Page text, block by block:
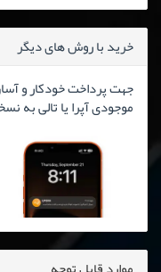
خرید با روش های دیگر
جهت پرداخت خودکار و
موجودی آپرا یا تالی به